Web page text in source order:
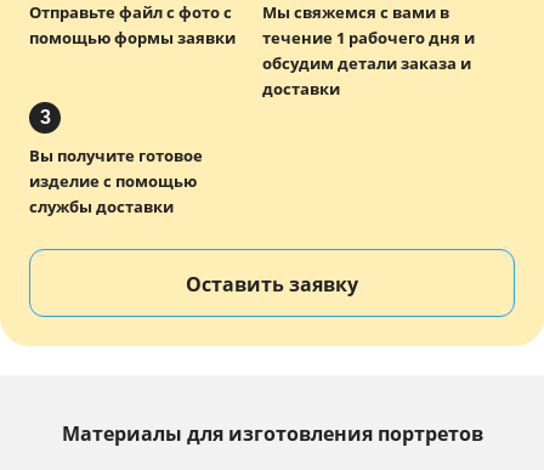
Отправьте файл с фото с
помощью формы заявки
Мы свяжемся с вами в
течение 1 рабочего дня и
обсудим детали заказа и
доставки
3
Вы получите готовое
изделие с помощью
службы доставки
Оставить заявку
Материалы для изготовления портретов